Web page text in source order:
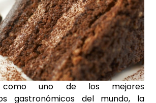
como uno de los mejores
gastronómicos del mundo, la